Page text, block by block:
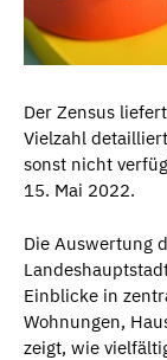
Der Zensus
Vielzahl
sonst nicht
15. Mai 2022.
Die Auswertung
Einblicke in
Wohnungen,
zeigt, wie